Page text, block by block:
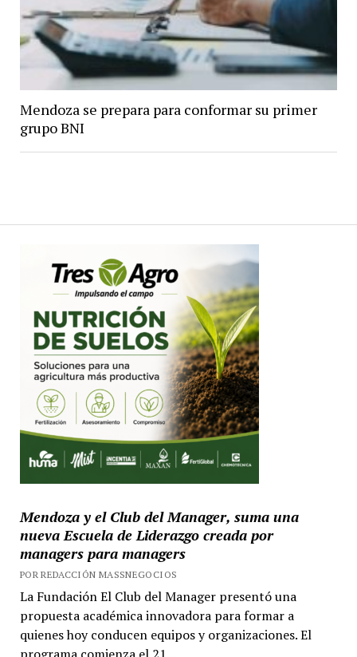
Mendoza se prepara para conformar su primer
grupo BNI
Mendoza y el Club del Manager, suma una
nueva Escuela de Liderazgo creada por
managers para managers
POR REDACCIÓN MASSNEGOCIOS
La Fundación El Club del Manager presentó una
propuesta académica innovadora para formar a
quienes hoy conducen equipos y organizaciones. El